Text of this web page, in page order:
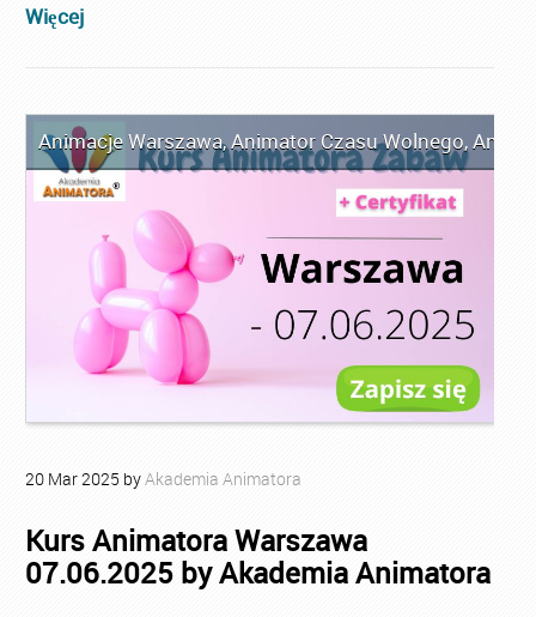
Więcej
Animacje Warszawa,Animator Czasu Wolnego,
20 Mar2025 byAkademia Animatora
Kurs Animatora Warszawa
07.06.2025 by Akademia Animatora